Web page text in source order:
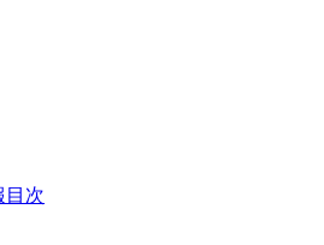
目次